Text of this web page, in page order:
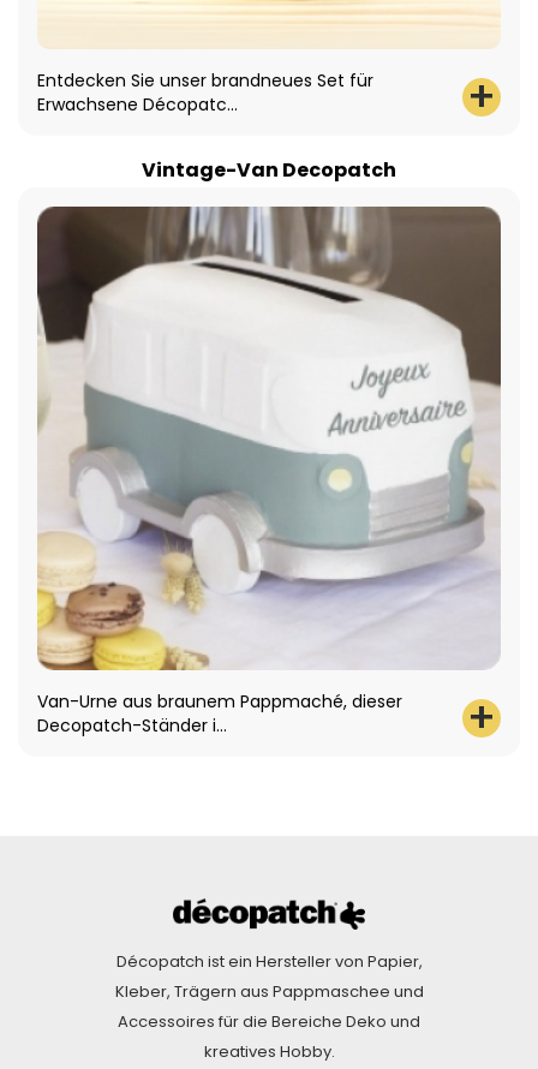
Entdecken Sie unser brandneues Set für
Erwachsene Décopatc...
Vintage-Van Decopatch
Van-Urne aus braunem Pappmaché, dieser
Decopatch-Ständer i...
Décopatch ist ein Hersteller von Papier,
Kleber, Trägern aus Pappmaschee und
Accessoires für die Bereiche Deko und
kreatives Hobby.